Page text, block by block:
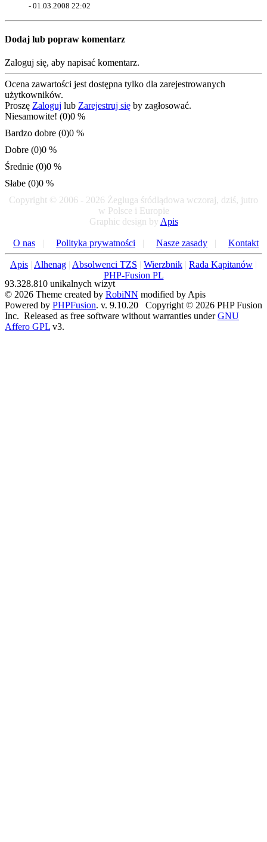
- 01.03.2008 22:02
Dodaj lub popraw komentarz
Zaloguj się, aby napisać komentarz.
Ocena zawartości jest dostępna tylko dla zarejestrowanych
użytkowników.
Proszę Zaloguj lub Zarejestruj się by zagłosować.
Niesamowite! (0)0 %
Bardzo dobre (0)0 %
Dobre (0)0 %
Średnie (0)0 %
Słabe (0)0 %
Copyright © 2006 - 2026 Żegluga śródlądowa wczoraj, dziś, jutro
w Polsce i Europie
Graphic design by Apis
O nas Polityka prywatności Nasze zasady Kontakt
Apis Alhenag Absolwenci TZS Wierzbnik Rada Kapitanów
PHP-Fusion PL
93.328.810 unikalnych wizyt
© 2026 Theme created by RobiNN modified by Apis
Powered by PHPFusion. v. 9.10.20 Copyright © 2026 PHP Fusion
Inc. Released as free software without warranties underGNU
Affero GPL v3.